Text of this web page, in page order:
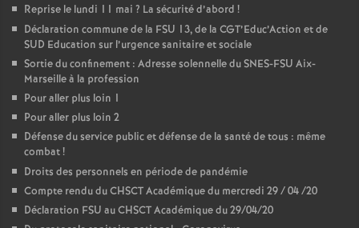
Reprise le lundi 11 mai ? La sécurité d’abord !
Déclaration commune de la FSU 13, de la CGT’Educ’Action et de
SUD Education sur l’urgence sanitaire et sociale
Sortie du confinement : Adresse solennelle du SNES-FSU Aix-
Marseille à la profession
Pour aller plus loin 1
Pour aller plus loin 2
Défense du service public et défense de la santé de tous : même
combat!
Droits des personnels en période de pandémie
Compte rendu du CHSCT Académique du mercredi 29 / 04 /20
Déclaration FSU au CHSCT Académique du 29/04/20